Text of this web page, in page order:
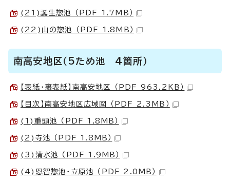
(21)誕生惣池 （PDF 1.7MB）
(22)山の惣池 （PDF 1.8MB）
南高安地区（5ため池 4箇所）
【表紙・裏表紙】南高安地区 （PDF 963.2KB）
【目次】南高安地区広域図 （PDF 2.3MB）
(1)重頭池 （PDF 1.8MB）
(2)寺池 （PDF 1.8MB）
(3)清水池 （PDF 1.9MB）
(4)恩智惣池・立原池 （PDF 2.0MB）